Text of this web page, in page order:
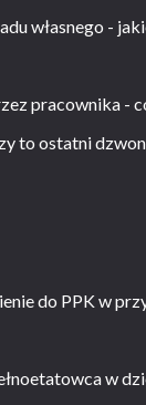
własnego -
pracownika -
to ostatni
do PPK w
w